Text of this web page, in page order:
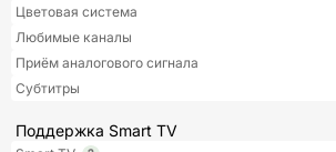
Цветовая система
Любимые каналы
Приём аналогового сигнала
Субтитры
Поддержка Smart TV